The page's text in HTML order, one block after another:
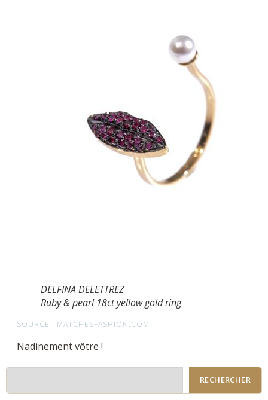
DELFINA DELETTREZ
Ruby & pearl 18ct yellow gold ring
SOURCE : MATCHESFASHION.COM
Nadinement vôtre !
RECHERCHER